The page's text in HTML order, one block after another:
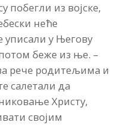
побегли из војске,
неће
уписали у Његову
беже из ње. –
рече родитељима и
салетали да
Христу,
својим